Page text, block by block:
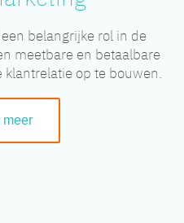
belangrijke rol in de
meetbare en betaalbare
op te bouwen.
meer